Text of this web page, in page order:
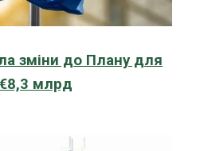
зміни до Плану для
млрд